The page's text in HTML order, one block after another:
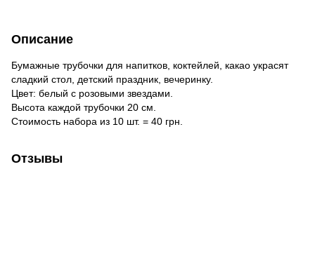
Описание
Бумажные трубочки для напитков, коктейлей, какао украсят
сладкий стол, детский праздник, вечеринку.
Цвет: белый с розовыми звездами.
Высота каждой трубочки 20 см.
Стоимость набора из 10 шт. = 40 грн.
Отзывы